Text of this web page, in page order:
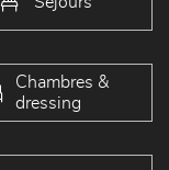
Chambres &
dressing